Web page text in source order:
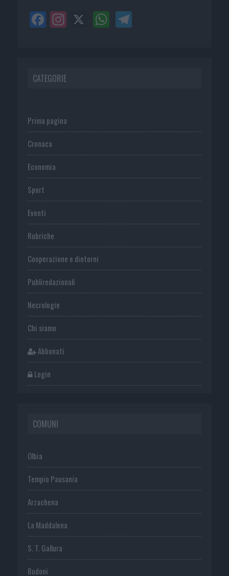
CATEGORIE
Prima pagina
Cronaca
Economia
Sport
Eventi
Rubriche
Cooperazione e dintorni
Publiredazionali
Necrologie
Chi siamo
Abbonati
Login
COMUNI
Olbia
Tempio Pausania
Arzachena
La Maddalena
S. T. Gallura
Budoni